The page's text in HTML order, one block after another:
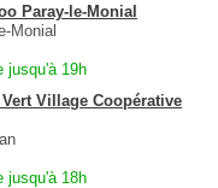
Paray-le-Monial
Monial
jusqu'à 19h
Village Coopérative
jusqu'à 18h